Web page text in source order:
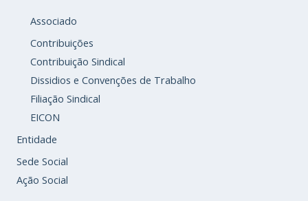
Associado
Contribuições
Contribuição Sindical
Dissidios e Convenções de Trabalho
Filiação Sindical
EICON
Entidade
Sede Social
Ação Social